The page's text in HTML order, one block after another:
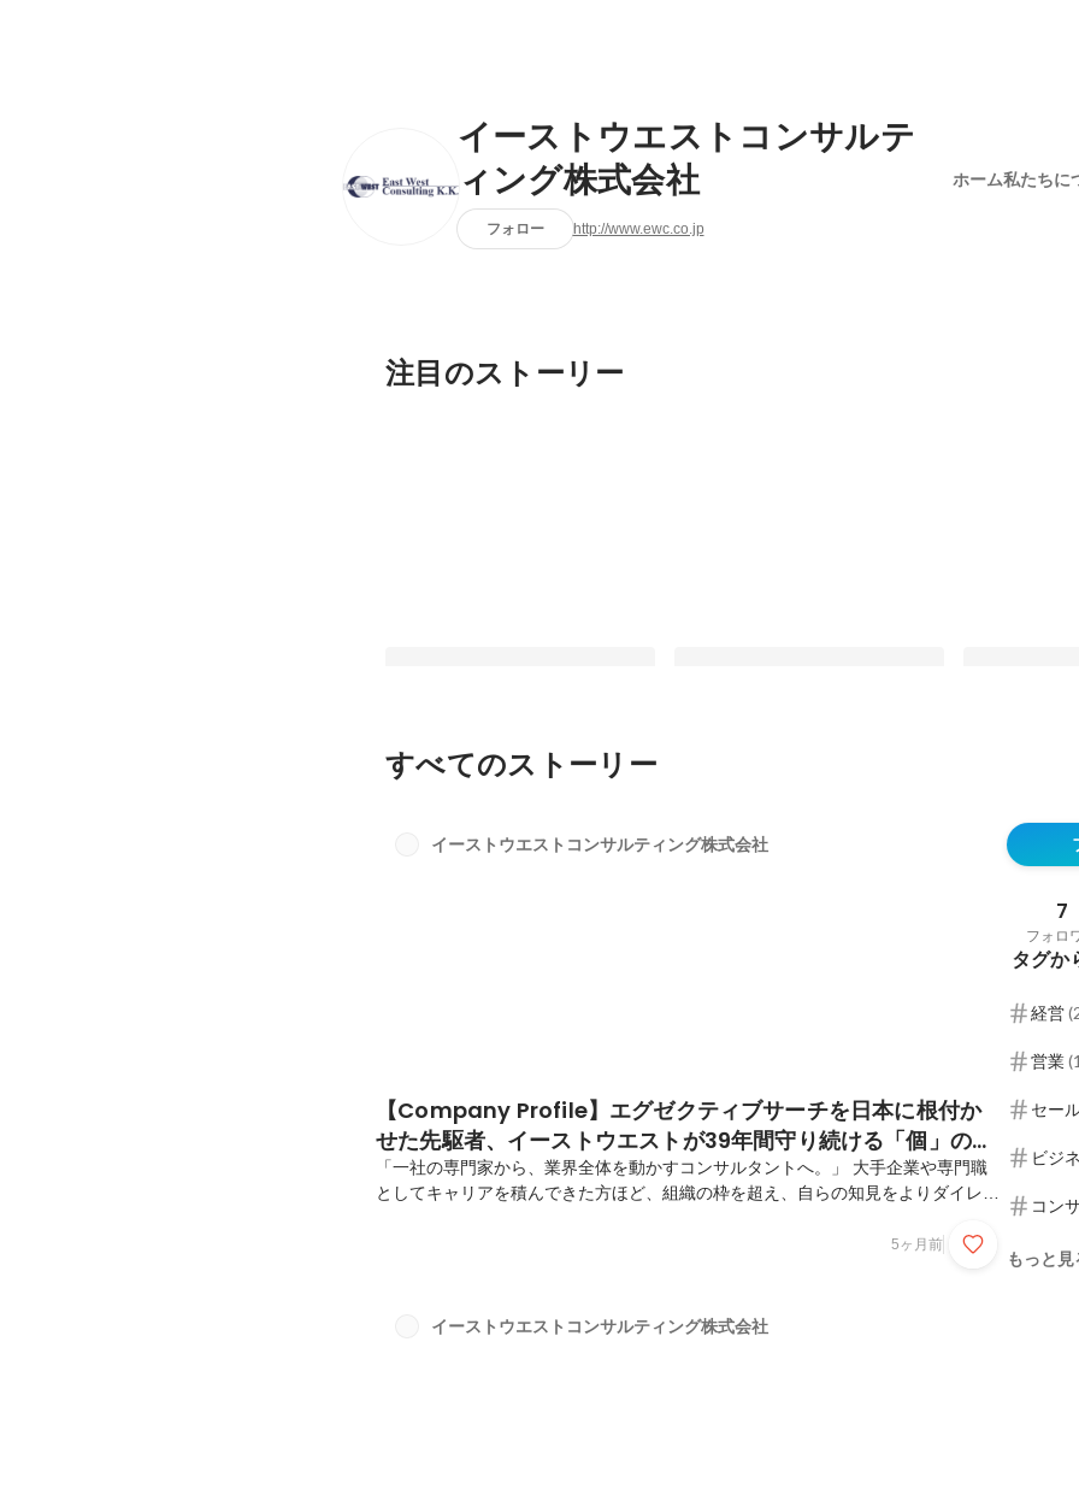
イーストウエストコンサルテ
ィング株式会社
フォロー http://www.ewc.co.jp
ホーム私たちに
注目のストーリー
者、イーストウエストが39年間守
最新順で表示
きなのか
最新順で表示 最新順で表示
すべてのストーリー
イーストウエストコンサルティング株式会社
【Company Profile】エグゼクティブサーチを日本に根付か
せた先駆者、イーストウエストが39年間守り続ける「個」の流
儀
「一社の専門家から、業界全体を動かすコンサルタントへ。」 大手企業や専門職
としてキャリアを積んできた方ほど、組織の枠を超え、自らの知見をよりダイレク
たちイーストウエストコンサルティングは、1987年の創業以来、一貫して「個の
独自のスタイルからご紹介します。－－－－－－－－－－－－－－－－－－－－－
5ヶ月前
イーストウエストコンサルティング株式会社
7
フォロ
タグか
経営(
営業(1
セー
ビジ
コン
もっと見